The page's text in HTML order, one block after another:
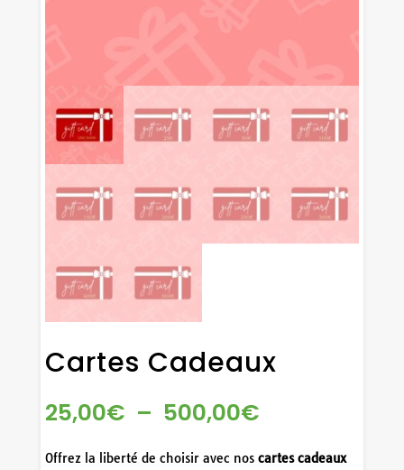
Cartes Cadeaux
25,00€ – 500,00€PLAGE
PRIX :
Offrez la liberté de choisir avec nos cartes cadeaux